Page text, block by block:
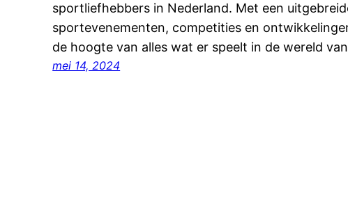
sportliefhebbers in Nederland. Met een
sportevenementen, competities en
de hoogte van alles wat er speelt in de wereld
mei 14, 2024